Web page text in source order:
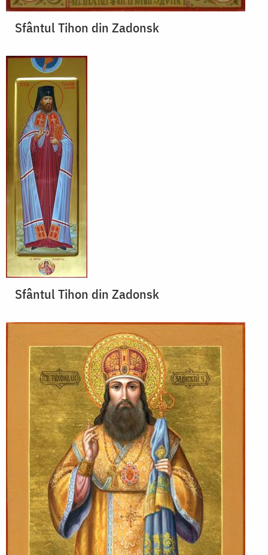
Sfântul Tihon din Zadonsk
Sfântul Tihon din Zadonsk